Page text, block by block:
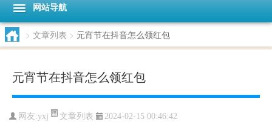
网站导航
> 文章列表 > 元宵节在抖音怎么领红包
元宵节在抖音怎么领红包
网友:yxj 文章列表 2024-02-15 00:46:42